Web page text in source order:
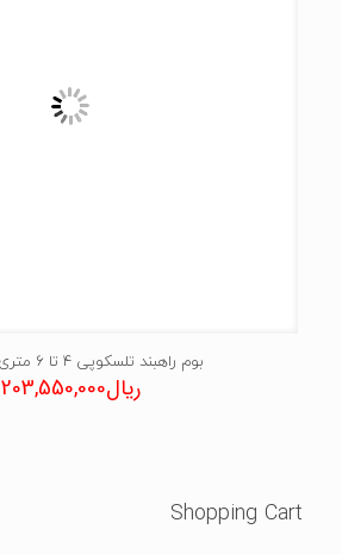
بوم راهبند تلسکوپی 4 تا 6 متری بتا B400
ریال203,550,000
Shopping Cart